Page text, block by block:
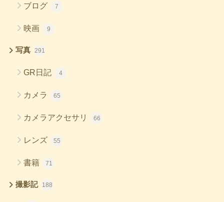
ブログ 7
映画 9
写真 291
GR日記 4
カメラ 65
カメラアクセサリ 66
レンズ 55
書籍 71
撮影記 188